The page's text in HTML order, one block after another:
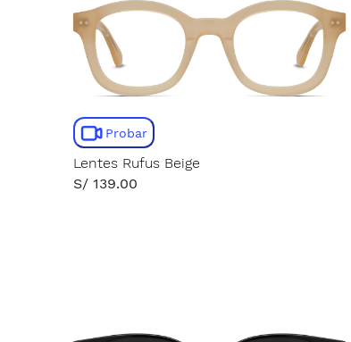
Probar
Lentes Rufus Beige
S/ 139.00